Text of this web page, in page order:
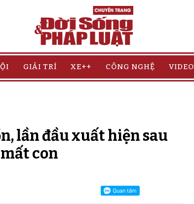
GIẢI TRÍ XE++ CÔNG NGHỆ VIDEO
lần đầu xuất hiện sau
con